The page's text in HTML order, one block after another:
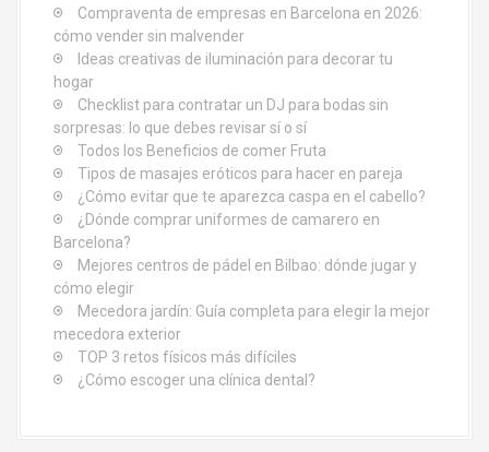
Compraventa de empresas en Barcelona en 2026:
cómo vender sin malvender
Ideas creativas de iluminación para decorar tu
hogar
Checklist para contratar un DJ para bodas sin
sorpresas: lo que debes revisar sí o sí
Todos los Beneficios de comer Fruta
Tipos de masajes eróticos para hacer en pareja
¿Cómo evitar que te aparezca caspa en el cabello?
¿Dónde comprar uniformes de camarero en
Barcelona?
Mejores centros de pádel en Bilbao: dónde jugar y
cómo elegir
Mecedora jardín: Guía completa para elegir la mejor
mecedora exterior
TOP 3 retos físicos más difíciles
¿Cómo escoger una clínica dental?